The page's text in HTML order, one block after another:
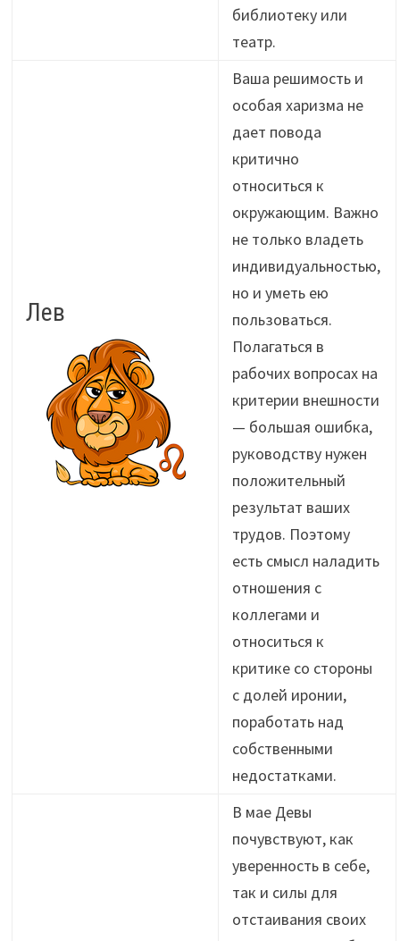
библиотеку или
театр.
Лев
Ваша решимость и
особая харизма не
дает повода
критично
относиться к
окружающим. Важно
не только владеть
индивидуальностью,
но и уметь ею
пользоваться.
Полагаться в
рабочих вопросах на
критерии внешности
— большая ошибка,
руководству нужен
положительный
результат ваших
трудов. Поэтому
есть смысл наладить
отношения с
коллегами и
относиться к
критике со стороны
с долей иронии,
поработать над
собственными
недостатками.
В мае Девы
почувствуют, как
уверенность в себе,
так и силы для
отстаивания своих